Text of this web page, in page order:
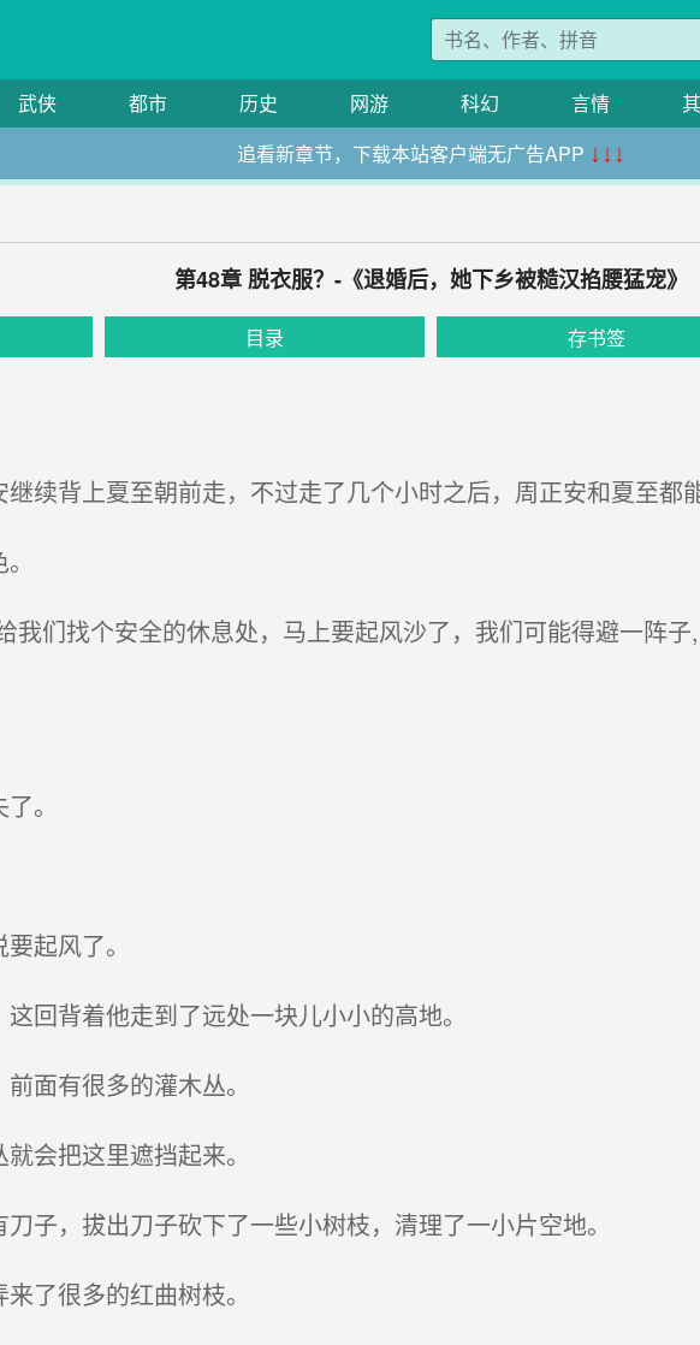
武侠 都市 历史 网游 科幻 言情
追看新章节，下载本站客户端无广告APP ↓↓↓
第48章 脱衣服？-《退婚后，她下乡被糙汉掐腰猛宠》
目录 存书签
续背上夏至朝前走，不过走了几个小时之后，周正安和夏至都
我们找个安全的休息处，马上要起风沙了，我们可能得避一阵
。
起风了。
回背着他走到了远处一块儿小小的高地。
面有很多的灌木丛。
会把这里遮挡起来。
子，拔出刀子砍下了一些小树枝，清理了一小片空地。
了很多的红曲树枝。